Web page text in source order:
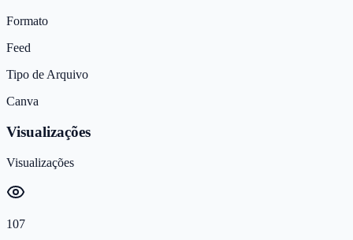
Formato
Feed
Tipo de Arquivo
Canva
Visualizações
Visualizações
107